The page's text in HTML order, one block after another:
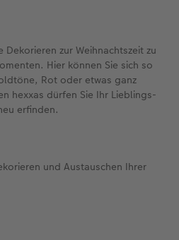
zur Weihnachtszeit zu
Hier können Sie sich so
Rot oder etwas ganz
hexxas dürfen Sie Ihr Lieblings-
erfinden.
und Austauschen Ihrer